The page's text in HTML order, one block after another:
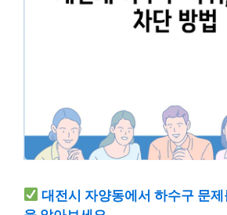
대전시 자양동에서 하수구 문